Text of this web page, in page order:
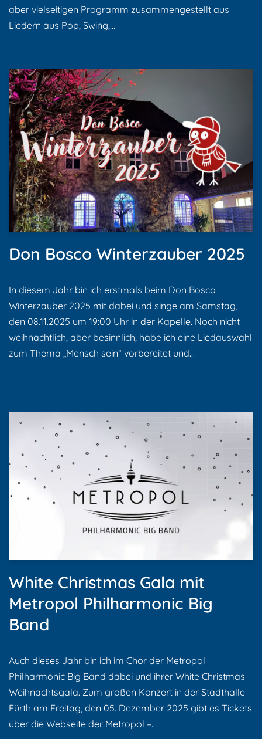
aber vielseitigen Programm zusammengestellt aus
Liedern aus Pop, Swing,…
Don Bosco Winterzauber 2025
In diesem Jahr bin ich erstmals beim Don Bosco
Winterzauber 2025 mit dabei und singe am Samstag,
den 08.11.2025 um 19:00 Uhr in der Kapelle. Noch nicht
weihnachtlich, aber besinnlich, habe ich eine Liedauswahl
zum Thema „Mensch sein“ vorbereitet und…
White Christmas Gala mit
Metropol Philharmonic Big
Band
Auch dieses Jahr bin ich im Chor der Metropol
Philharmonic Big Band dabei und ihrer White Christmas
Weihnachtsgala. Zum großen Konzert in der Stadthalle
Fürth am Freitag, den 05. Dezember 2025 gibt es Tickets
über die Webseite der Metropol –…